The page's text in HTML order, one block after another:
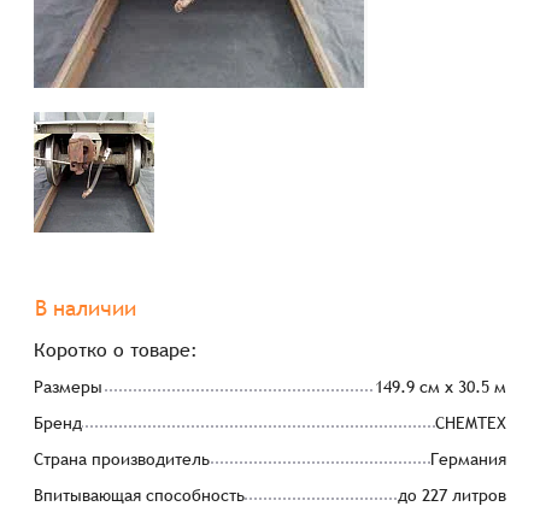
В наличии
Коротко о товаре:
Размеры
149.9 см x 30.5 м
Бренд
CHEMTEX
Страна производитель
Германия
Впитывающая способность
до 227 литров